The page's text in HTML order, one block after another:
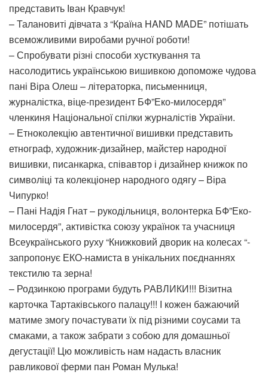
представить Іван Кравчук!
– Талановиті дівчата з “Країна HAND MADE” потішать
всеможливими виробами ручної роботи!
– Спробувати різні способи хусткування та
насолодитись українською вишивкою допоможе чудова
пані Віра Олеш – літераторка, письменниця,
журналістка, віце-президент БФ”Еко-милосердя”
членкиня Національної спілки журналістів України.
– Етноколекцію автентичної вишивки представить
етнограф, художник-дизайнер, майстер народної
вишивки, писанкарка, співавтор і дизайнер книжок по
символіці та колекціонер народного одягу – Віра
Чипурко!
– Пані Надія Гнат – рукодільниця, волонтерка БФ”Еко-
милосердя”, активістка союзу українок та учасниця
Всеукраїнського руху “Книжковий дворик на колесах “-
запропонує ЕКО-намиста в унікальних поєднаннях
текстилю та зерна!
– Родзинкою програми будуть РАВЛИКИ!!! Візитна
карточка Тартаківського палацу!!! І кожен бажаючий
матиме змогу почастувати їх під різними соусами та
смаками, а також забрати з собою для домашньої
дегустації! Цю можливість нам надасть власник
равликової ферми пан Роман Мулька!